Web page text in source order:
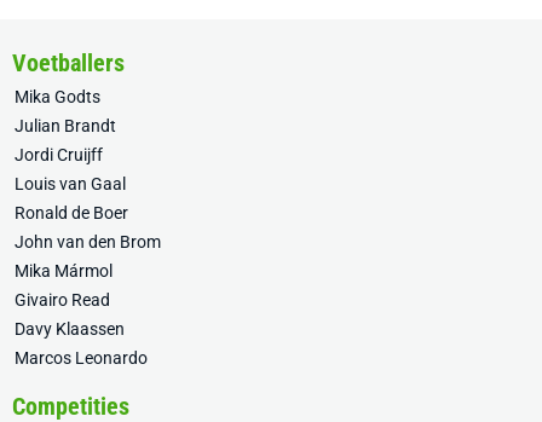
Voetballers
Mika Godts
Julian Brandt
Jordi Cruijff
Louis van Gaal
Ronald de Boer
John van den Brom
Mika Mármol
Givairo Read
Davy Klaassen
Marcos Leonardo
Competities